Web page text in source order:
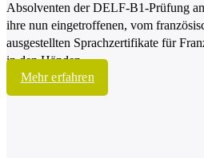
Absolventen der DELF-B1-Prüfung
ihre nun eingetroffenen, vom
ausgestellten Sprachzertifikate für
in den Händen.
Mehr erfahren